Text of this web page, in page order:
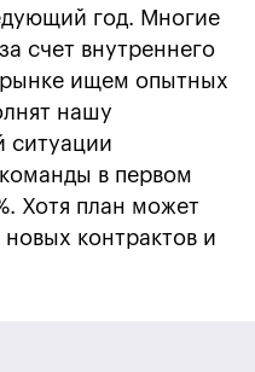
год. Многие
счет внутреннего
рынке ищем опытных
нашу
ситуации
в первом
Хотя план может
контрактов и